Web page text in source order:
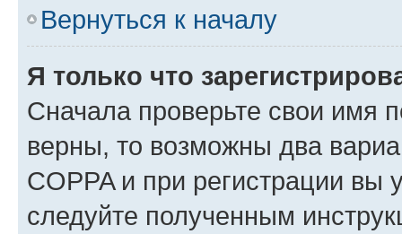
Вернуться к началу
Я только что
Сначала проверьте свои имя
верны, то возможны два
COPPA и при регистрации вы
следуйте полученным